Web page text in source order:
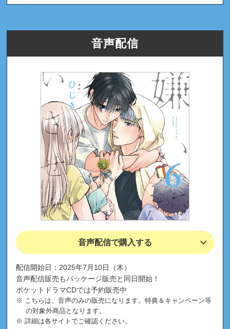
音声配信
音声配信で購入する
配信開始日：2025年7月10日（木）
音声配信販売もパッケージ販売と同日開始！
ポケットドラマCDでは予約販売中
こちらは、音声のみの販売になります。特典＆キャンペーン等
の対象外商品となります。
詳細は各サイトでご確認ください。